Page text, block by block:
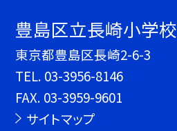
豊島区立長崎小学校
東京都豊島区長崎2-6-3
TEL. 03-3956-8146
FAX. 03-3959-9601
サイトマップ